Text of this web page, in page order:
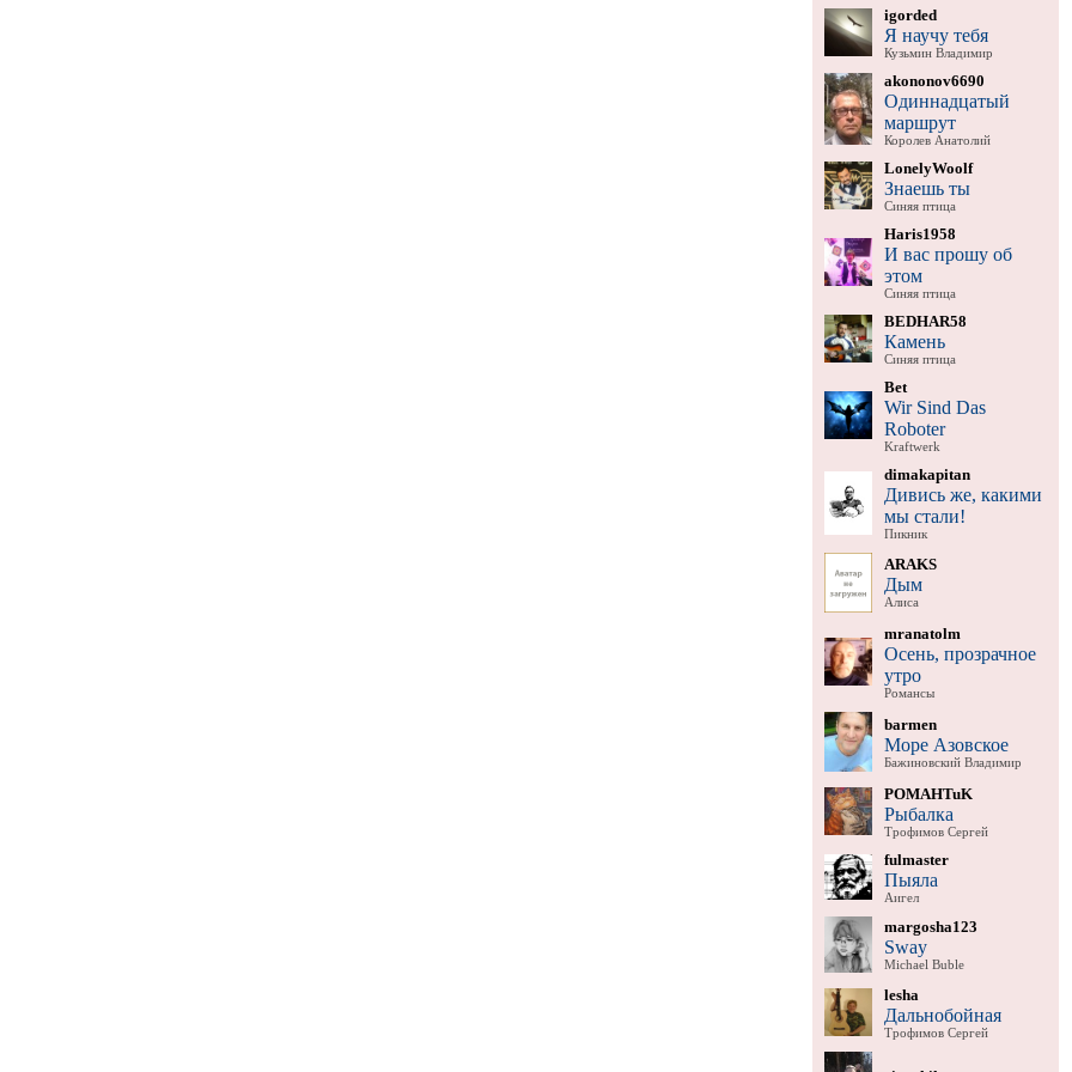
igorded
Я научу тебя
Кузьмин Владимир
akononov6690
Одиннадцатый
маршрут
Королев Анатолий
LonelyWoolf
Знаешь ты
Синяя птица
Haris1958
И вас прошу об
этом
Синяя птица
BEDHAR58
Камень
Синяя птица
Bet
Wir Sind Das
Roboter
Kraftwerk
dimakapitan
Дивись же, какими
мы стали!
Пикник
ARAKS
Дым
Алиса
mranatolm
Осень, прозрачное
утро
Романсы
barmen
Море Азовское
Бажиновский Владимир
POMAHTuK
Рыбалка
Трофимов Сергей
fulmaster
Пыяла
Аигел
margosha123
Sway
Michael Buble
lesha
Дальнобойная
Трофимов Сергей